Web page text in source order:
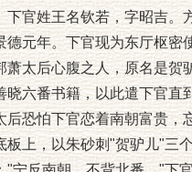
下官姓王名钦若，字昭吉。
德元年。下官现为东厅枢密
萧太后心腹之人，原名是贺
晓六番书籍，以此遣下官直
后恐怕下官恋着南朝富贵，
板上，以朱砂刺"贺驴儿"三